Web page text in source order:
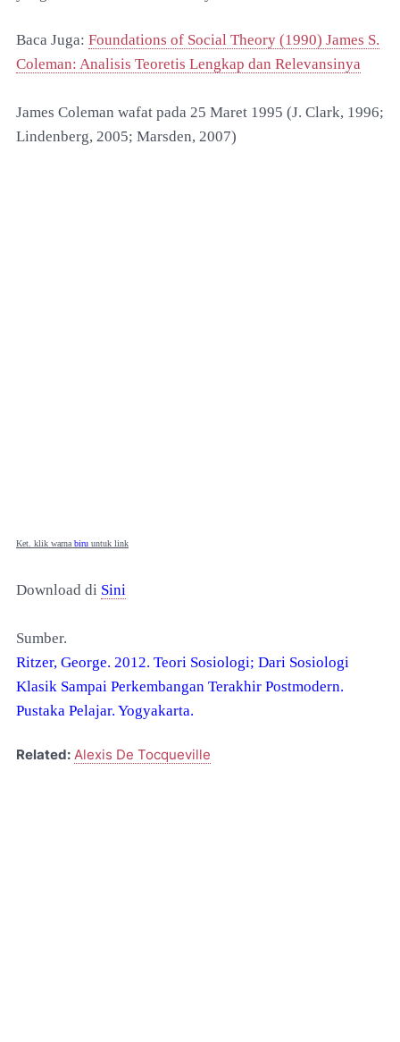
Baca Juga: Foundations of Social Theory (1990) James S.
Coleman: Analisis Teoretis Lengkap dan Relevansinya
James Coleman wafat pada 25 Maret 1995 (J. Clark, 1996;
Lindenberg, 2005; Marsden, 2007)
Ket. klik warna biru untuk link
Download di Sini
Sumber.
Ritzer, George. 2012. Teori Sosiologi; Dari Sosiologi
Klasik Sampai Perkembangan Terakhir Postmodern.
Pustaka Pelajar. Yogyakarta.
Related: Alexis De Tocqueville